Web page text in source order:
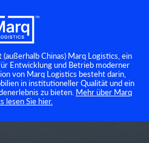
Chinas) Marq Logistics, ein
Entwicklung und Betrieb moderner
von Marq Logistics besteht darin,
in institutioneller Qualität und ein
zu bieten. Mehr über Marq
lesen Sie hier.